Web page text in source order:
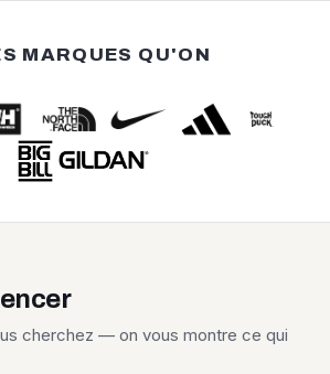
MARQUES QU'ON
cherchez — on vous montre ce qui